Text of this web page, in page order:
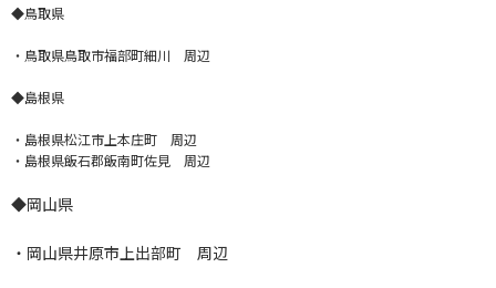
◆鳥取県
・鳥取県鳥取市福部町細川 周辺
◆島根県
・島根県松江市上本庄町 周辺
・島根県飯石郡飯南町佐見 周辺
◆岡山県
・岡山県井原市上出部町 周辺